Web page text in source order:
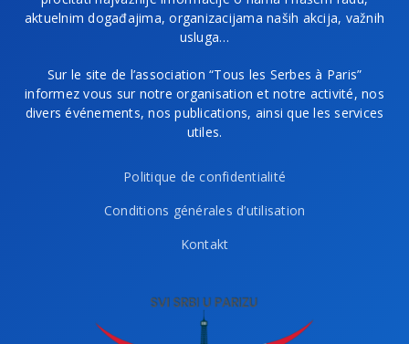
aktuelnim događajima, organizacijama naših akcija, važnih
usluga…
Sur le site de l’association “Tous les Serbes à Paris”
informez vous sur notre organisation et notre activité, nos
divers événements, nos publications, ainsi que les services
utiles.
Politique de confidentialité
Conditions générales d’utilisation
Kontakt